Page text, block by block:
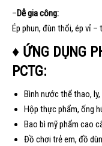
–Dễ gia công:
Ép phun, đùn thổi, ép vỉ
♦ ỨNG DỤNG
PCTG:
Bình nước thể thao,
Hộp thực phẩm, ống
Bao bì mỹ phẩm cao
Đồ chơi trẻ em, đồ